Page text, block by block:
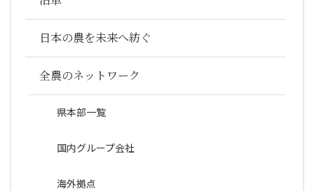
日本の農を未来へ紡ぐ
全農のネットワーク
県本部一覧
国内グループ会社
海外拠点